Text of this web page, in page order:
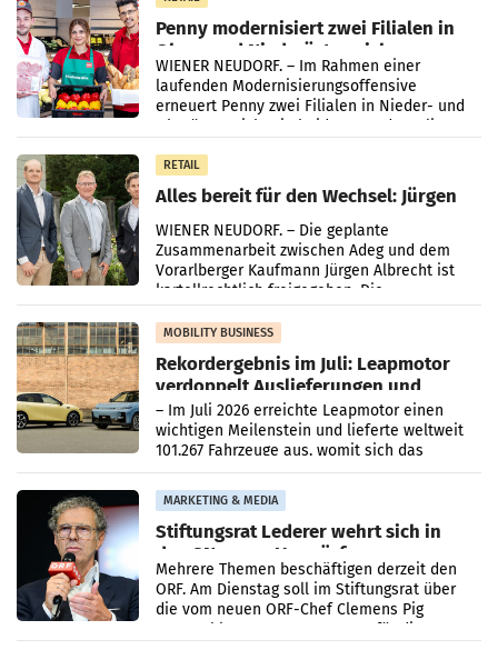
Penny modernisiert zwei Filialen in
Ober- und Niederösterreich
WIENER NEUDORF. – Im Rahmen einer
laufenden Modernisierungsoffensive
erneuert Penny zwei Filialen in Nieder- und
Oberösterreich. Die beiden Standorte liegen
RETAIL
Alles bereit für den Wechsel: Jürgen
Albrecht setzt ab 1.1.2027 auf Adeg
WIENER NEUDORF. – Die geplante
Zusammenarbeit zwischen Adeg und dem
Vorarlberger Kaufmann Jürgen Albrecht ist
kartellrechtlich freigegeben: Die
Bundeswettbewerbsbehörde und der
Bundeskartellanwalt
MOBILITY BUSINESS
Rekordergebnis im Juli: Leapmotor
verdoppelt Auslieferungen und
überschreitet die 100.000er-Marke
– Im Juli 2026 erreichte Leapmotor einen
wichtigen Meilenstein und lieferte weltweit
101.267 Fahrzeuge aus, womit sich das
Ergebnis gegenüber Juli 2025 mehr als
verdoppelte (+102
MARKETING & MEDIA
Stiftungsrat Lederer wehrt sich in
den SN gegen Vorwürfe
Mehrere Themen beschäftigen derzeit den
ORF. Am Dienstag soll im Stiftungsrat über
die vom neuen ORF-Chef Clemens Pig
vorgeschlagenen Besetzungen für die